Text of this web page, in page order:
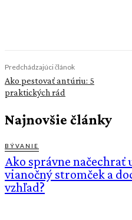
Predchádzajúci článok
Ako pestovať antúriu: 5
praktických rád
Najnovšie články
BÝVANIE
Ako správne načechrať
vianočný stromček a
vzhľad?